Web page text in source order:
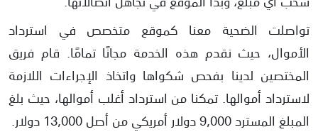
تواصلت الضحية معنا كموقع متخصص في استرداد
الأموال، حيث نقدم هذه الخدمة مجانًا تمامًا. قام فريق
المختصين لدينا بفحص شكواها واتخاذ الإجراءات اللازمة
لاسترداد أموالها. تمكنا من استرداد أغلب أموالها، حيث بلغ
المبلغ المسترد 9,000 دولار أمريكي من أصل 13,000 دولار.